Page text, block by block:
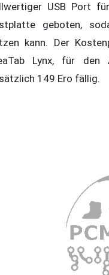
USB Port
geboten,
kann. Der
Lynx, für den
149 Ero fällig.